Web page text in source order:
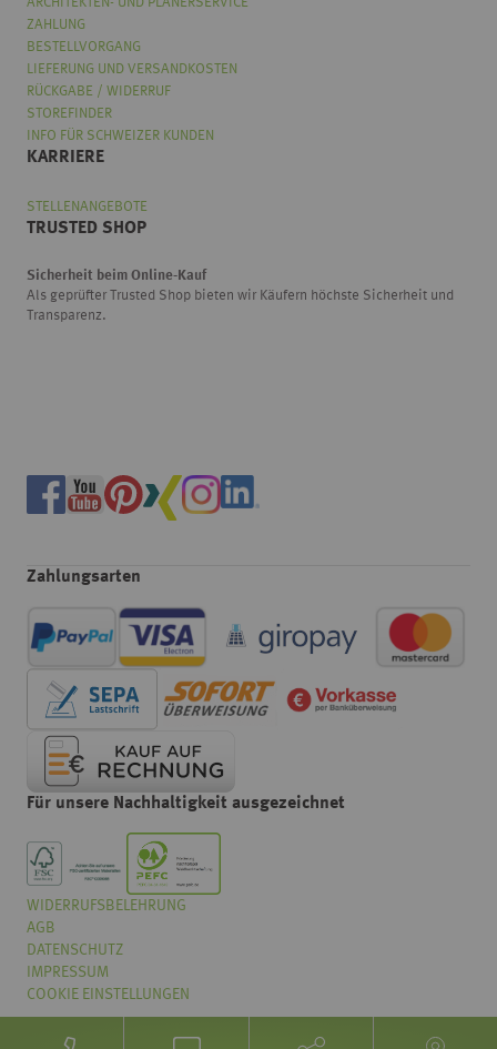
WIDERRUFSBELEHRUNG
AGB
DATENSCHUTZ
IMPRESSUM
COOKIE EINSTELLUNGEN
ZAHLUNG
BESTELLVORGANG
LIEFERUNG UND VERSANDKOSTEN
RÜCKGABE / WIDERRUF
STOREFINDER
INFO FÜR SCHWEIZER KUNDEN
KARRIERE
STELLENANGEBOTE
TRUSTED SHOP
Sicherheit beim Online-Kauf
Als geprüfter Trusted Shop bieten wir Käufern höchste Sicherheit und
Transparenz.
Zahlungsarten
Für unsere Nachhaltigkeit ausgezeichnet
Wie würden Sie unseren Onlineshop bewerten?
Wählen
Sie
eine
Option
von
1
Überhaupt nicht gut
Weiter